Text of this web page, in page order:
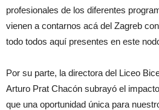
profesionales de los diferentes
vienen a contarnos acá del Zagreb
todo todos aquí presentes en este
Por su parte, la directora del Liceo
Arturo Prat Chacón subrayó el
que una oportunidad única para